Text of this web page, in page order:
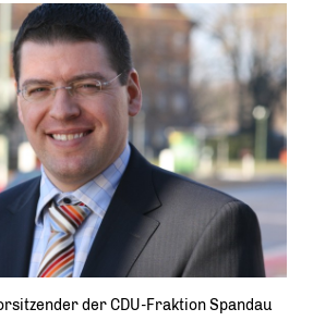
der CDU-Fraktion Spandau